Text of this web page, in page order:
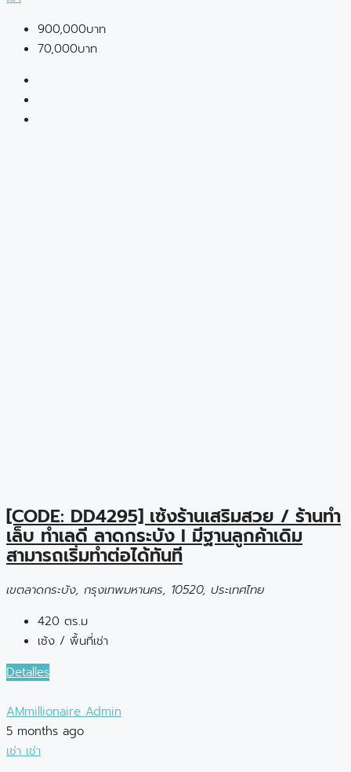
900,000บาท
70,000บาท
[CODE: DD4295] เซ้งร้านเสริมสวย / ร้านทำ
เล็บ ทำเลดี ลาดกระบัง I มีฐานลูกค้าเดิม
สามารถเริ่มทำต่อได้ทันที
เขตลาดกระบัง, กรุงเทพมหานคร, 10520, ประเทศไทย
420 ตร.ม
เซ้ง / พื้นที่เช่า
Detalles
AMmillionaire Admin
5 months ago
เช่า เช่า